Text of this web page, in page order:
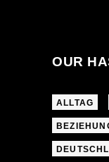
OUR
ALLTAG